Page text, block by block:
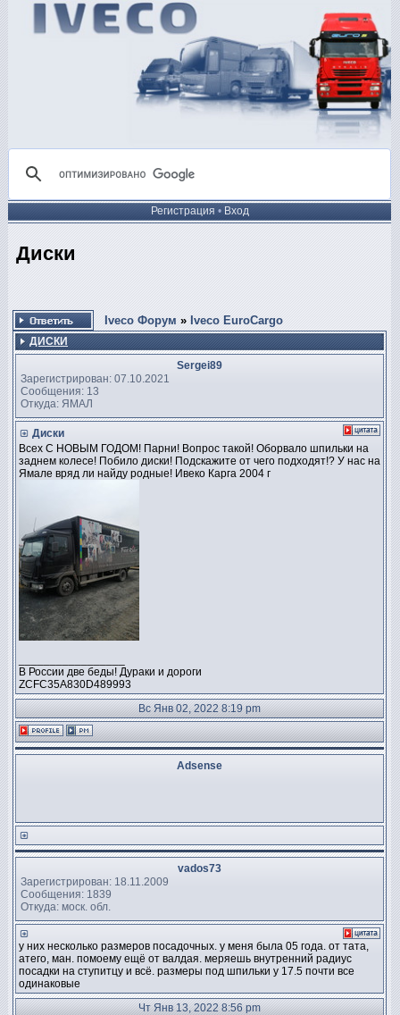
Регистрация • Вход
Диски
Iveco Форум » Iveco EuroCargo
ДИСКИ
Sergei89
Зарегистрирован: 07.10.2021
Сообщения: 13
Откуда: ЯМАЛ
Диски
Всех С НОВЫМ ГОДОМ! Парни! Вопрос такой! Оборвало шпильки на
заднем колесе! Побило диски! Подскажите от чего подходят!? У нас на
Ямале вряд ли найду родные! Ивеко Карга 2004 г
В России две беды! Дураки и дороги
ZCFC35A830D489993
Вс Янв 02, 2022 8:19 pm
Adsense
vados73
Зарегистрирован: 18.11.2009
Сообщения: 1839
Откуда: моск. обл.
у них несколько размеров посадочных. у меня была 05 года. от тата,
атего, ман. помоему ещё от валдая. меряешь внутренний радиус
посадки на ступитцу и всё. размеры под шпильки у 17.5 почти все
одинаковые
Чт Янв 13, 2022 8:56 pm